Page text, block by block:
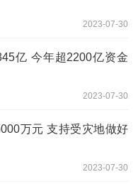
2023-07-30
亿 今年超2200亿资金
2023-07-30
万元 支持受灾地做好
2023-07-30